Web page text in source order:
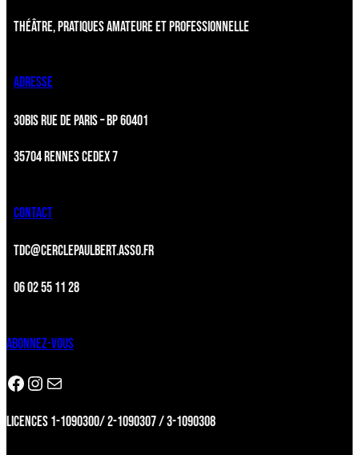
THÉÂTRE, PRATIQUES AMATEURE ET PROFESSIONNELLE
ADRESSE
30BIS RUE DE PARIS – BP 60401
35704 RENNES CEDEX 7
CONTACT
TDC@CERCLEPAULBERT.ASSO.FR
06 02 55 11 28
ABONNEZ-VOUS
Facebook Instagram Newsletter
LICENCES 1-1090300/ 2-1090307 / 3-1090308